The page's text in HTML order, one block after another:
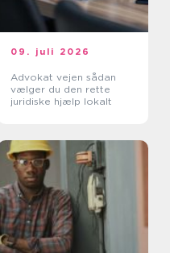
09. juli 2026
Advokat vejen sådan
vælger du den rette
juridiske hjælp lokalt